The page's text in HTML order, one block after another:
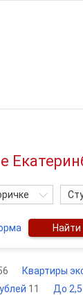
Найти
Квартиры
11 До